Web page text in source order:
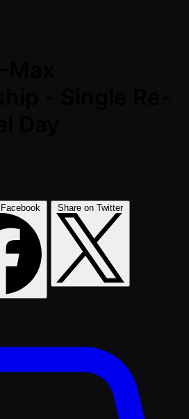
Share on Twitter